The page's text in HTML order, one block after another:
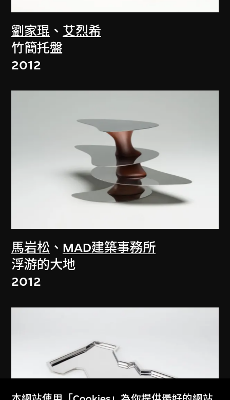
劉家琨 、 艾烈希
竹簡托盤
2012
馬岩松 、 MAD建築事務所
浮游的大地
2012